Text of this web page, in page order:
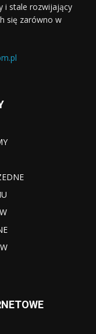
i stale rozwijający
się zarówno w